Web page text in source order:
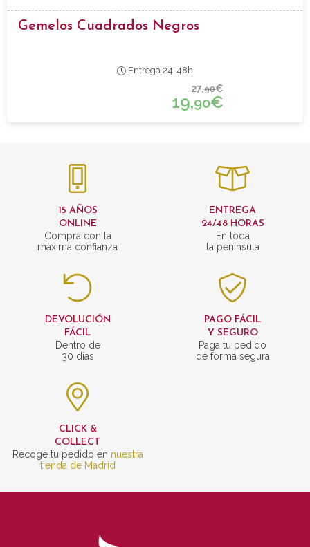
Gemelos Cuadrados Negros
Entrega 24-48h
27,90€
19,90€
15 AÑOS
ONLINE
Compra con la
máxima confianza
ENTREGA
24/48 HORAS
En toda
la península
DEVOLUCIÓN
FÁCIL
Dentro de
30 días
PAGO FÁCIL
Y SEGURO
Paga tu pedido
de forma segura
CLICK &
COLLECT
Recoge tu pedido en nuestra
tienda de Madrid